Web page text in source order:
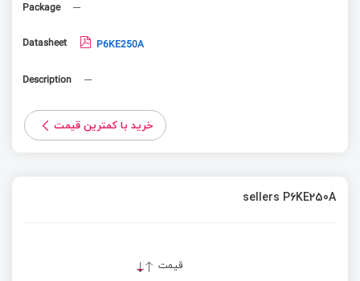
Package ---
Datasheet P6KE250A
Description ---
خرید با کمترین قیمت
sellers P6KE250A
قیمت